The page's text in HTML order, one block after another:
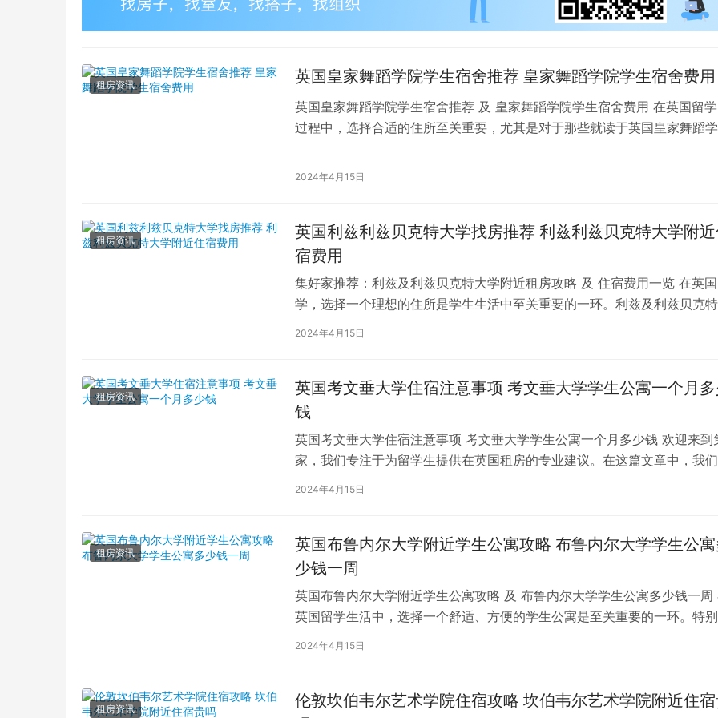
租房资讯 英国皇家舞蹈学院学生宿舍推荐 皇家舞蹈学院学生宿舍费用
英国皇家舞蹈学院学生宿舍推荐 及 皇家舞蹈学院学生宿舍费用 在英国留
过程中，选择合适的住所至关重要，尤其是对于那些就读于英国皇家舞蹈学
2024年4月15日
租房资讯
英国利兹利兹贝克特大学找房推荐 利兹利兹贝克特大学附
宿费用
集好家推荐：利兹及利兹贝克特大学附近租房攻略 及 住宿费用一览 在英
学，选择一个理想的住所是学生生活中至关重要的一环。利兹及利兹贝克特
学（以下简称利兹贝大）作为英国一所卓越的…
2024年4月15日
租房资讯
英国考文垂大学住宿注意事项 考文垂大学学生公寓一个月
钱
英国考文垂大学住宿注意事项 考文垂大学学生公寓一个月多少钱 欢迎来到
家，我们专注于为留学生提供在英国租房的专业建议。在这篇文章中，我们
深入探讨英国考文垂大学住宿的注意事项，以…
2024年4月15日
租房资讯
英国布鲁内尔大学附近学生公寓攻略 布鲁内尔大学学生公寓
少钱一周
英国布鲁内尔大学附近学生公寓攻略 及 布鲁内尔大学学生公寓多少钱一周
英国留学生活中，选择一个舒适、方便的学生公寓是至关重要的一环。特别
2024年4月15日
租房资讯
伦敦坎伯韦尔艺术学院住宿攻略 坎伯韦尔艺术学院附近住